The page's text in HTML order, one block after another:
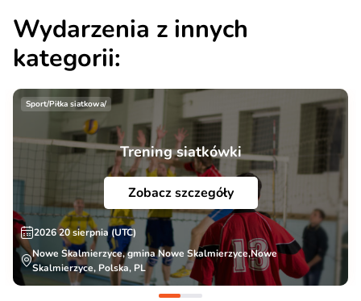
Wydarzenia z innych
kategorii:
Sport/Piłka siatkowa/
Trening siatkówki
Zobacz szczegóły
2026 20 sierpnia (UTC)
Nowe Skalmierzyce, gmina Nowe Skalmierzyce,Nowe
Skalmierzyce, Polska, PL